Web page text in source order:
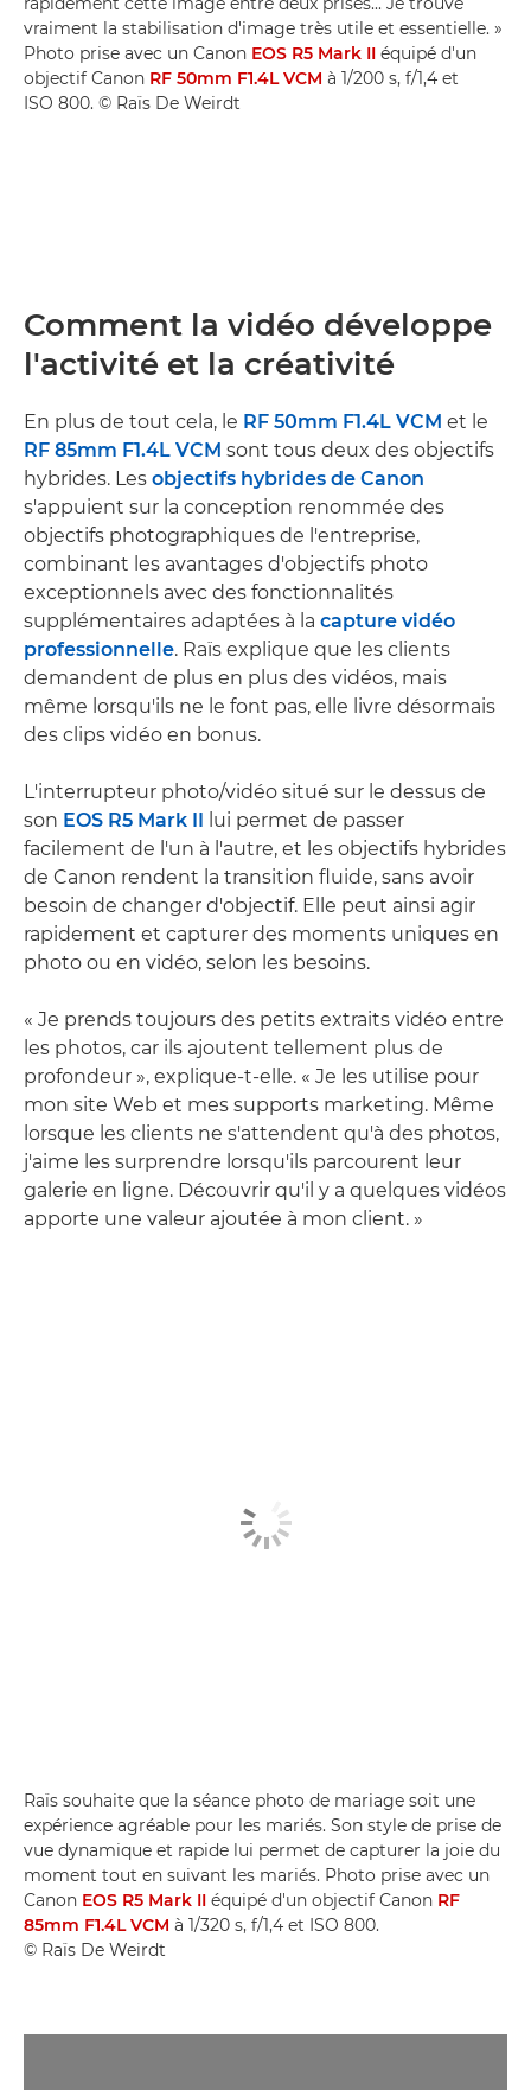
vraiment la stabilisation d'image très utile et essentielle. »
Photo prise avec un Canon EOS R5 Mark II équipé d'un
objectif Canon RF 50mm F1.4L VCM à 1/200 s, f/1,4 et
ISO 800. © Raïs De Weirdt
Comment la vidéo développe
l'activité et la créativité
En plus de tout cela, le RF 50mm F1.4L VCM et le
RF 85mm F1.4L VCM sont tous deux des objectifs
hybrides. Les objectifs hybrides de Canon
s'appuient sur la conception renommée des
objectifs photographiques de l'entreprise,
combinant les avantages d'objectifs photo
exceptionnels avec des fonctionnalités
supplémentaires adaptées à la capture vidéo
professionnelle. Raïs explique que les clients
demandent de plus en plus des vidéos, mais
même lorsqu'ils ne le font pas, elle livre désormais
des clips vidéo en bonus.
L'interrupteur photo/vidéo situé sur le dessus de
son EOS R5 Mark II lui permet de passer
facilement de l'un à l'autre, et les objectifs hybrides
de Canon rendent la transition fluide, sans avoir
besoin de changer d'objectif. Elle peut ainsi agir
rapidement et capturer des moments uniques en
photo ou en vidéo, selon les besoins.
« Je prends toujours des petits extraits vidéo entre
les photos, car ils ajoutent tellement plus de
profondeur », explique-t-elle. « Je les utilise pour
mon site Web et mes supports marketing. Même
lorsque les clients ne s'attendent qu'à des photos,
j'aime les surprendre lorsqu'ils parcourent leur
galerie en ligne. Découvrir qu'il y a quelques vidéos
apporte une valeur ajoutée à mon client. »
Raïs souhaite que la séance photo de mariage soit une
expérience agréable pour les mariés. Son style de prise de
vue dynamique et rapide lui permet de capturer la joie du
moment tout en suivant les mariés. Photo prise avec un
Canon EOS R5 Mark II équipé d'un objectif Canon RF
85mm F1.4L VCM à 1/320 s, f/1,4 et ISO 800.
© Raïs De Weirdt